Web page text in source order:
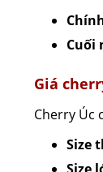
Cuối
Giá
Cherry Úc
Size